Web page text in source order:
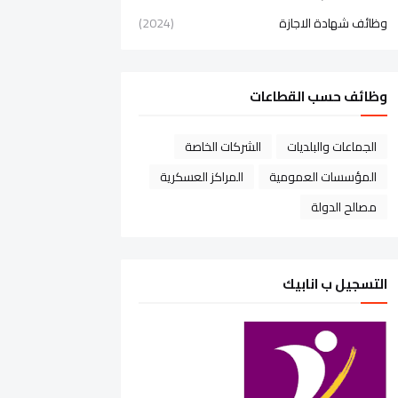
وظائف شهادة الاجازة
(2024)
وظائف حسب القطاعات
الجماعات والبلديات
الشركات الخاصة
المؤسسات العمومية
المراكز العسكرية
مصالح الدولة
التسجيل ب انابيك